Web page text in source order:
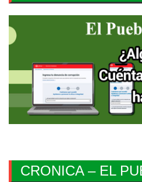
CRONICA – EL